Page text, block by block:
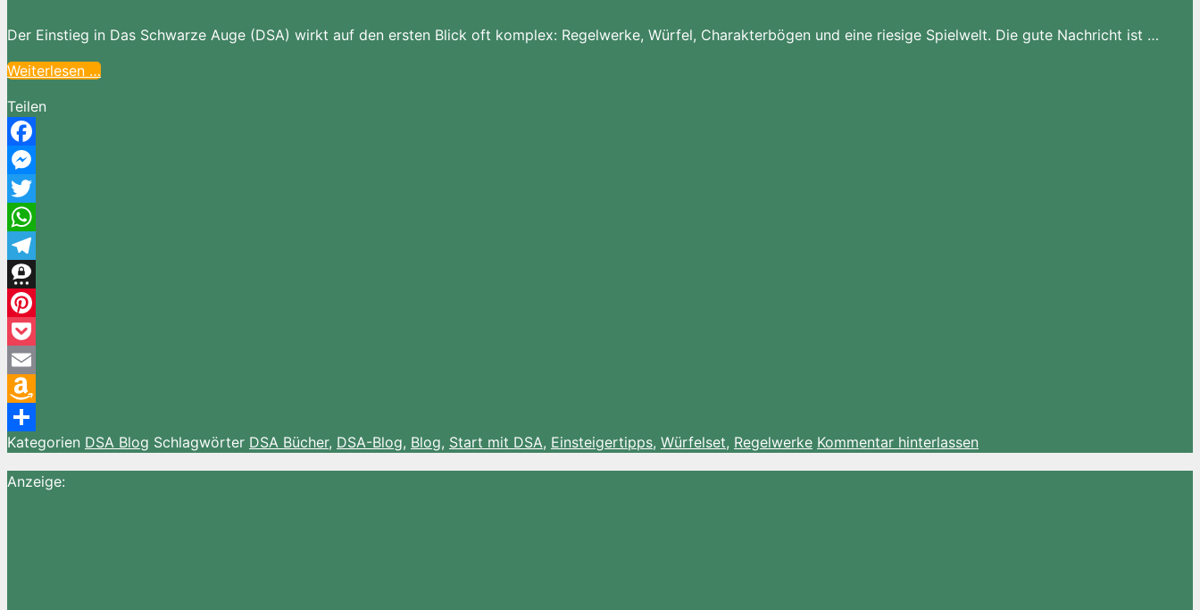
Der Einstieg in Das Schwarze Auge (DSA) wirkt auf den ersten Blick oft komplex: Regelwerke, Würfel, Charakterbögen und eine riesige Spielwelt. Die gute Nachricht ist …
Weiterlesen …
Teilen
Facebook
Messenger
Twitter
WhatsApp
Telegram
Threema
Pinterest
Pocket
Email
Amazon
Wish
List
Teilen
Kategorien DSA Blog Schlagwörter DSA Bücher, DSA-Blog, Blog, Start mit DSA, Einsteigertipps, Würfelset, Regelwerke Kommentar hinterlassen
Anzeige: